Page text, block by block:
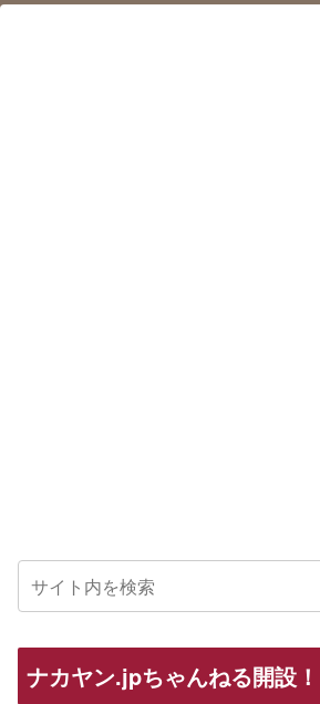
ナカヤン.jpちゃんねる開設！